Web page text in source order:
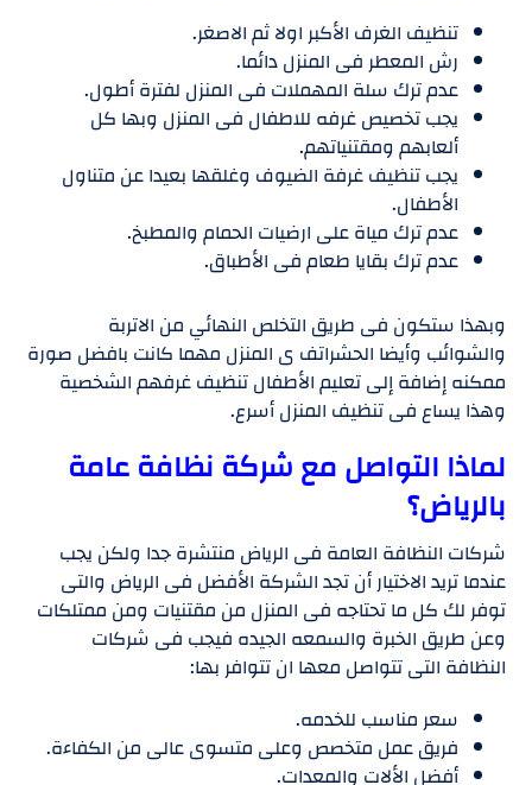
تنظيف الغرف الأكبر اولا ثم الاصغر.
رش المعطر فى المنزل دائما.
عدم ترك سلة المهملات فى المنزل لفترة أطول.
يجب تخصيص غرفه للاطفال فى المنزل وبها كل
ألعابهم ومقتنياتهم.
يجب تنظيف غرفة الضيوف وغلقها بعيدا عن متناول
الأطفال.
عدم ترك مياة على ارضيات الحمام والمطبخ.
عدم ترك بقايا طعام فى الأطباق.
وبهذا ستكون فى طريق التخلص النهائي من الاتربة
والشوائب وأيضا الحشراتف ى المنزل مهما كانت بافضل صورة
ممكنه إضافة إلى تعليم الأطفال تنظيف غرفهم الشخصية
وهذا يساع فى تنظيف المنزل أسرع.
لماذا التواصل مع شركة نظافة عامة
بالرياض؟
شركات النظافة العامة فى الرياض منتشرة جدا ولكن يجب
عندما تريد الاختيار أن تجد الشركة الأفضل فى الرياض والتى
توفر لك كل ما تحتاجه فى المنزل من مقتنيات ومن ممتلكات
وعن طريق الخبرة والسمعه الجيده فيجب فى شركات
النظافة التى تتواصل معها ان تتوافر بها:
سعر مناسب للخدمه.
فريق عمل متخصص وعلى متسوى عالى من الكفاءة.
أفضل الألات والمعدات.